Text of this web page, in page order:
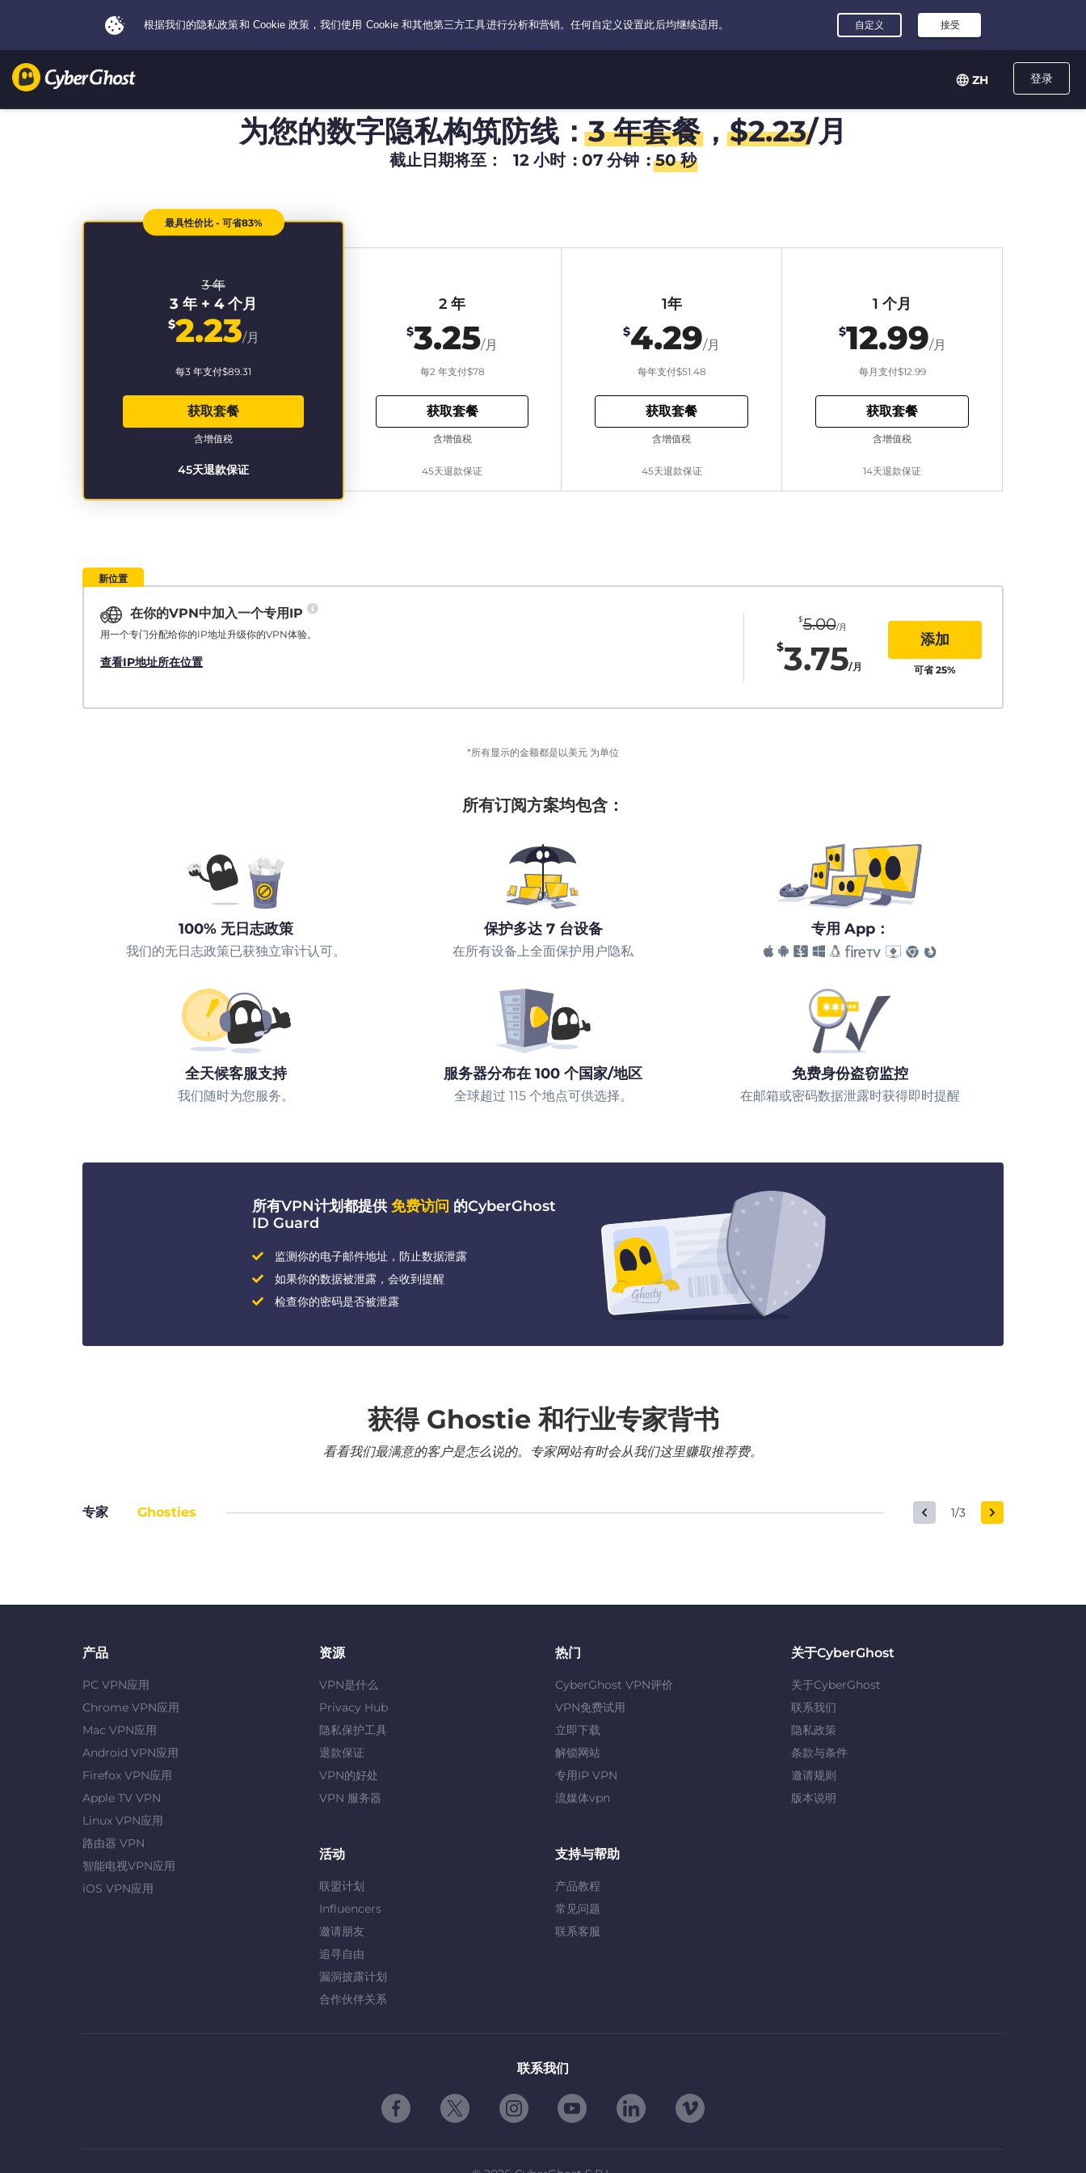
登录
ZH
为您的数字隐私构筑防线：3 年套餐，$2.23/月
截止日期将至： 12 小时 : 07 分钟 : 49 秒
最具性价比 - 可省83%
3 年
3 年 + 4 个月
$2.23/月
每3 年支付$89.31
获取套餐
45天退款保证
含增值税
2 年
$3.25/月
每2 年支付$78
获取套餐
45天退款保证
含增值税
1年
$4.29/月
每年支付$51.48
获取套餐
45天退款保证
含增值税
1 个月
$12.99/月
每月支付$12.99
获取套餐
14天退款保证
含增值税
新位置
在你的VPN中加入一个专用IP
用一个专门分配给你的IP地址升级你的VPN体验。
查看IP地址所在位置
$5.00/月
$3.75/月
添加
可省25%
*所有显示的金额都是以美元 为单位
所有订阅方案均包含：
100% 无日志政策
我们的无日志政策已获独立审计认可。
保护多达 7 台设备
在所有设备上全面保护用户隐私
专用 App：
全天候客服支持
我们随时为您服务。
服务器分布在 100 个国家/地区
全球超过 115 个地点可供选择。
免费身份盗窃监控
在邮箱或密码数据泄露时获得即时提醒
所有VPN计划都提供免费访问 的CyberGhost
ID Guard
监测你的电子邮件地址，防止数据泄露
如果你的数据被泄露，会收到提醒
检查你的密码是否被泄露
获得 Ghostie 和行业专家背书
看看我们最满意的客户是怎么说的。专家网站有时会从我们这里赚取推荐费。
专家 Ghosties 1/3
产品
PC VPN应用
Chrome VPN应用
Mac VPN应用
Android VPN应用
Firefox VPN应用
Apple TV VPN
Linux VPN应用
路由器 VPN
智能电视VPN应用
iOS VPN应用
资源
VPN是什么
Privacy Hub
隐私保护工具
退款保证
VPN的好处
VPN 服务器
热门
CyberGhost VPN评价
VPN免费试用
立即下载
解锁网站
专用IP VPN
流媒体vpn
关于CyberGhost
关于CyberGhost
联系我们
隐私政策
条款与条件
邀请规则
版本说明
活动
联盟计划
Influencers
邀请朋友
追寻自由
漏洞披露计划
合作伙伴关系
支持与帮助
产品教程
常见问题
联系客服
联系我们